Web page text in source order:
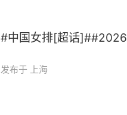
#中国女排[超话
发布于 上海